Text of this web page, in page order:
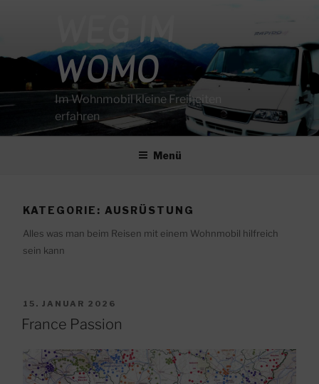
WEG IM
WOMO
Im Wohnmobil kleine Freiheiten
erfahren
Menü
KATEGORIE: AUSRÜSTUNG
Alles was man beim Reisen mit einem Wohnmobil hilfreich
sein kann
VERÖFFENTLICHT
AM
15. JANUAR 2026
France Passion